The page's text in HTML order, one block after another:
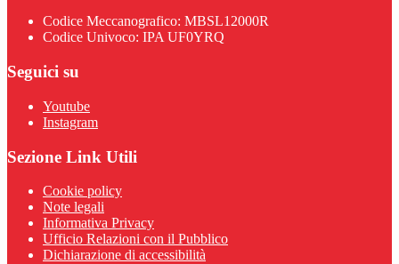
Codice Meccanografico: MBSL12000R
Codice Univoco: IPA UF0YRQ
Seguici su
Youtube
Instagram
Sezione Link Utili
Cookie policy
Note legali
Informativa Privacy
Ufficio Relazioni con il Pubblico
Dichiarazione di accessibilità